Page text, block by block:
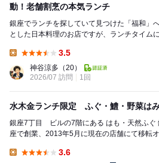
動！老舗割烹の本気ランチ
銀座でランチを探していて見つけた「福和」へ。 夜はふぐやはもを
とした日本料理のお店ですが、ランチタイム
3.5
神谷涼多 （20）
2026/07 訪問
1回
水木金ランチ限定 ふぐ・鱧・野菜は
銀座7丁目 ビルの7階にある はも・天然ふぐ 銀座 福和さん 1979年銀
座で創業、2013年5月に現在の店舗にて移転オープン 銀座で
3.6